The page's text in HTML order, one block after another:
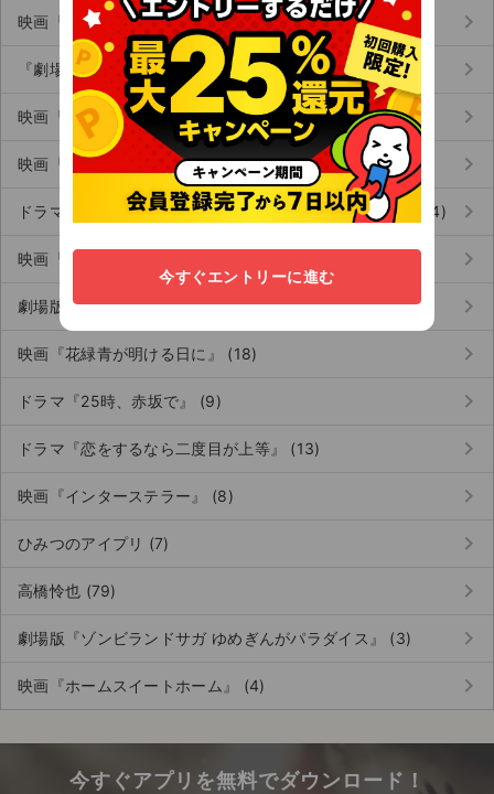
映画『ブルーロック』 (96) keyboard_arrow_right
『劇場版 忍たま乱太郎 ドクタケ忍者隊最強の軍師』 (14) keyboard_arrow_right
映画『ラブ≠コメディ』 (6) keyboard_arrow_right
映画『あの星が降る丘で、君とまた出会いたい。』 (10) keyboard_arrow_right
ドラマ『修学旅行で仲良くないグループに入りました』 (14) keyboard_arrow_right
映画『仮面ライダーゼッツ さよならのミッション』 (8) keyboard_arrow_right
劇場版『メイドインアビス 深き魂の黎明』 (16) keyboard_arrow_right
映画『花緑青が明ける日に』 (18) keyboard_arrow_right
ドラマ『25時、赤坂で』 (9) keyboard_arrow_right
ドラマ『恋をするなら二度目が上等』 (13) keyboard_arrow_right
映画『インターステラー』 (8) keyboard_arrow_right
ひみつのアイプリ (7) keyboard_arrow_right
高橋怜也 (79) keyboard_arrow_right
劇場版『ゾンビランドサガ ゆめぎんがパラダイス』 (3) keyboard_arrow_right
映画『ホームスイートホーム』 (4) keyboard_arrow_right
今すぐアプリを無料でダウンロード！
今すぐエントリーに進む